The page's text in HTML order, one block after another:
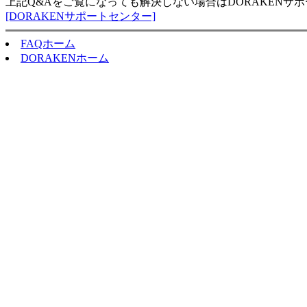
[DORAKENサポートセンター]
FAQホーム
DORAKENホーム